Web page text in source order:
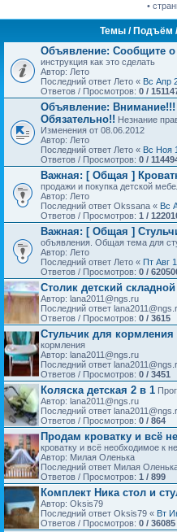
•
Темы / Подъём
Объявление: Сообщите о
инструкция как это сделать
Автор: Лето
Последний ответ Лето « Вс Апр
Ответов / Просмотров: 0 /
Объявление:
Обязательно!! Незнание
Изменения от 08.06.2012
Автор: Лето
Последний ответ Лето « Вс Ноя
Ответов / Просмотров: 0 /
Важная: [ Общая ]
продажи и покупка детской
Автор: Лето
Последний ответ Okssana « Вс
Ответов / Просмотров: 1 /
Важная: [ Общая ]
объявления. Общая тема для
Автор: Лето
Последний ответ Лето « Пт Авг
Ответов / Просмотров: 0 /
Столик детский складной
Автор: lana2011@ngs.ru
Последний ответ
Ответов / Просмотров: 0 / 3615
Стульчик для
кормления
Автор: lana2011@ngs.ru
Последний ответ
Ответов / Просмотров: 0 / 3451
Коляска детская 2 в 1
Автор: lana2011@ngs.ru
Последний ответ
Ответов / Просмотров: 0 / 864
Продам кроватку и всё
кроватку и всё необходимое к
Автор: Милая Оленька
Последний ответ Милая
Ответов / Просмотров: 1 / 899
Комплект Ника стол и
Автор: Oksis79
Последний ответ Oksis79 « Вт
Ответов / Просмотров: 0 / 36085